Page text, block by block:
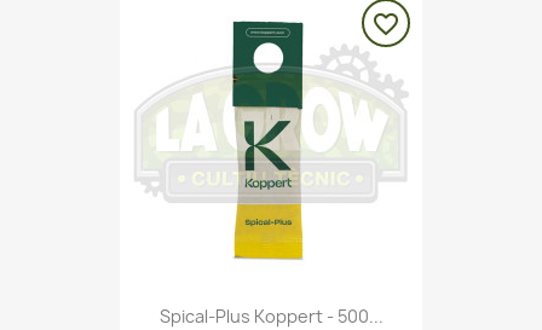
Spical-Plus Koppert - 500...
favorite_border